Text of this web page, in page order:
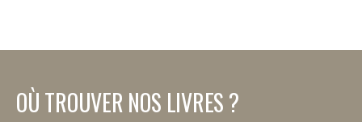
OÙ TROUVER NOS LIVRES ?